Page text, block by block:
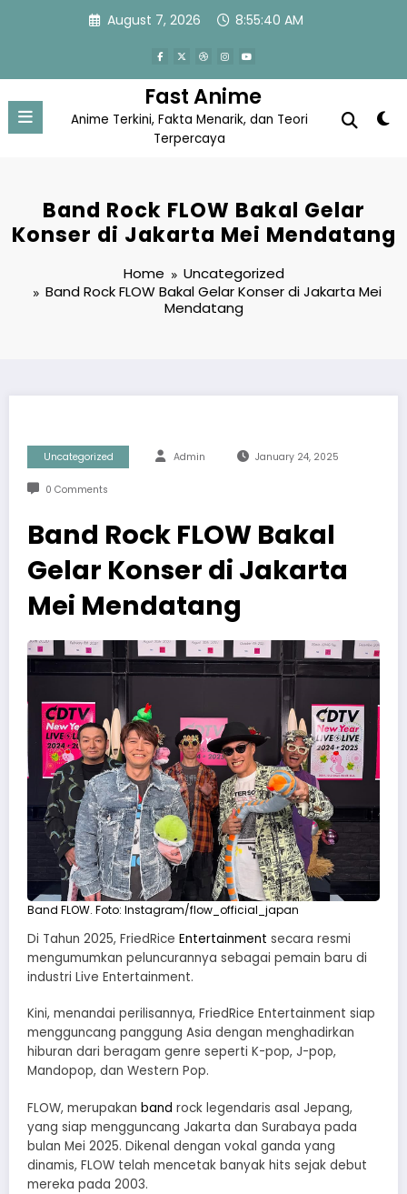
August 7, 2026 8:55:41 AM
Fast Anime
Anime Terkini, Fakta Menarik, dan Teori
Terpercaya
Band Rock FLOW Bakal Gelar
Konser di Jakarta Mei Mendatang
Home
Uncategorized
Band Rock FLOW Bakal Gelar Konser di Jakarta Mei
Mendatang
Uncategorized Admin January 24, 2025
0 Comments
Band Rock FLOW Bakal
Gelar Konser di Jakarta
Mei Mendatang
Band FLOW. Foto: Instagram/flow_official_japan
Di Tahun 2025, FriedRice Entertainment secara resmi
mengumumkan peluncurannya sebagai pemain baru di
industri Live Entertainment.
Kini, menandai perilisannya, FriedRice Entertainment siap
mengguncang panggung Asia dengan menghadirkan
hiburan dari beragam genre seperti K-pop, J-pop,
Mandopop, dan Western Pop.
FLOW, merupakan band rock legendaris asal Jepang,
yang siap mengguncang Jakarta dan Surabaya pada
bulan Mei 2025. Dikenal dengan vokal ganda yang
dinamis, FLOW telah mencetak banyak hits sejak debut
mereka pada 2003.